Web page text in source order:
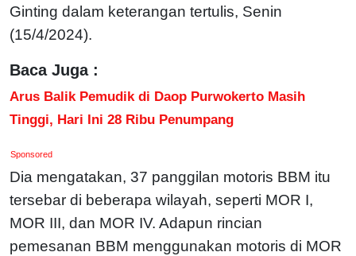
Ginting dalam keterangan tertulis, Senin
(15/4/2024).
Baca Juga :
Arus Balik Pemudik di Daop Purwokerto Masih
Tinggi, Hari Ini 28 Ribu Penumpang
Sponsored
Dia mengatakan, 37 panggilan motoris BBM itu
tersebar di beberapa wilayah, seperti MOR I,
MOR III, dan MOR IV. Adapun rincian
pemesanan BBM menggunakan motoris di MOR